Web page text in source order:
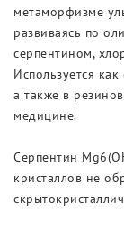
метаморфизме
развиваясь по
серпентином,
Используется
а также в
медицине.
Серпентин
кристаллов не